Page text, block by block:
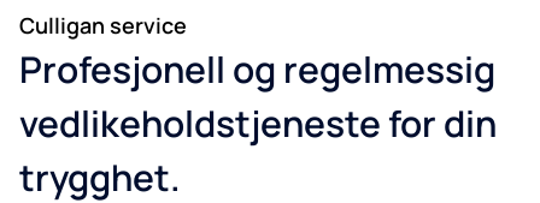
Telefon
Culligan service
Profesjonell og regelmessig
vedlikeholdstjeneste for din
trygghet.